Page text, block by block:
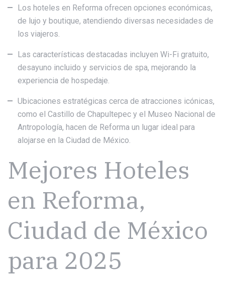
Los hoteles en Reforma ofrecen opciones económicas,
de lujo y boutique, atendiendo diversas necesidades de
los viajeros.
Las características destacadas incluyen Wi-Fi gratuito,
desayuno incluido y servicios de spa, mejorando la
experiencia de hospedaje.
Ubicaciones estratégicas cerca de atracciones icónicas,
como el Castillo de Chapultepec y el Museo Nacional de
Antropología, hacen de Reforma un lugar ideal para
alojarse en la Ciudad de México.
Mejores Hoteles
en Reforma,
Ciudad de México
para 2025